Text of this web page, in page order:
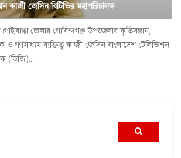
কাজী জেসিন বিটিভির মহাপরিচালক
জেলার গোবিন্দগঞ্জ উপজেলার কৃতিসন্তান,
ও গণমাধ্যম ব্যক্তিত্ব কাজী জেসিন বাংলাদেশ টেলিভিশন
(ডিজি)...